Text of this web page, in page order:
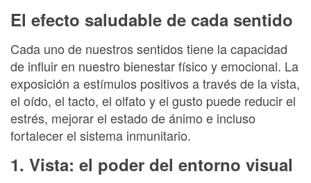
El efecto saludable de cada sentido
Cada uno de nuestros sentidos tiene la capacidad
de influir en nuestro bienestar físico y emocional. La
exposición a estímulos positivos a través de la vista,
el oído, el tacto, el olfato y el gusto puede reducir el
estrés, mejorar el estado de ánimo e incluso
fortalecer el sistema inmunitario.
1. Vista: el poder del entorno visual